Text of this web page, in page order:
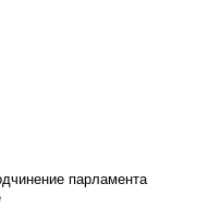
парламента